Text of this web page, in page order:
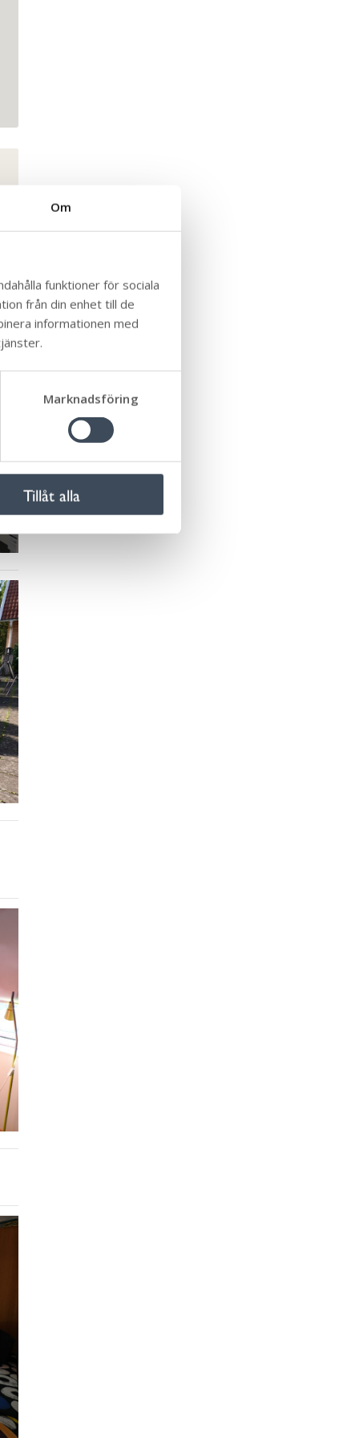
Om
funktioner för sociala
från din enhet till de
informationen med
Marknadsföring
Tillåt alla